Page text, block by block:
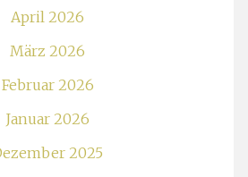
April 2026
März 2026
Februar 2026
Januar 2026
2025